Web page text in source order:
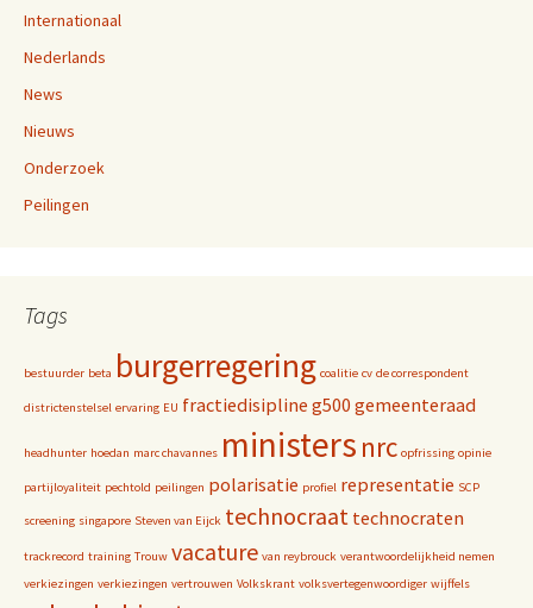
Internationaal
Nederlands
News
Nieuws
Onderzoek
Peilingen
Tags
bestuurder beta burgerregering coalitie cv de correspondent
districtenstelsel ervaring EU fractiedisipline g500 gemeenteraad
headhunter hoedan marc chavannes ministers nrc opfrissing opinie
partijloyaliteit pechtold peilingen polarisatie profiel representatie SCP
screening singapore Steven van Eijck technocraat technocraten
trackrecord training Trouw vacature van reybrouck verantwoordelijkheid nemen
verkiezingen verkiezingen vertrouwen Volkskrant volksvertegenwoordiger wijffels